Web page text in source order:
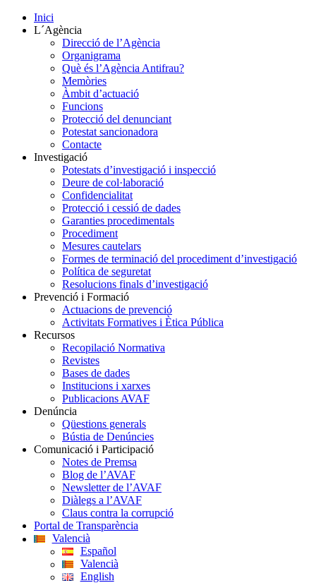
Inici
L´Agència
Direcció de l’Agència
Organigrama
Què és l’Agència Antifrau?
Memòries
Àmbit d’actuació
Funcions
Protecció del denunciant
Potestat sancionadora
Contacte
Investigació
Potestats d’investigació i inspecció
Deure de col·laboració
Confidencialitat
Protecció i cessió de dades
Garanties procedimentals
Procediment
Mesures cautelars
Formes de terminació del procediment d’investigació
Política de seguretat
Resolucions finals d’investigació
Prevenció i Formació
Actuacions de prevenció
Activitats Formatives i Ètica Pública
Recursos
Recopilació Normativa
Revistes
Bases de dades
Institucions i xarxes
Publicacions AVAF
Denúncia
Qüestions generals
Bústia de Denúncies
Comunicació i Participació
Notes de Premsa
Blog de l’AVAF
Newsletter de l’AVAF
Diàlegs a l’AVAF
Claus contra la corrupció
Portal de Transparència
Valencià
Español
Valencià
English